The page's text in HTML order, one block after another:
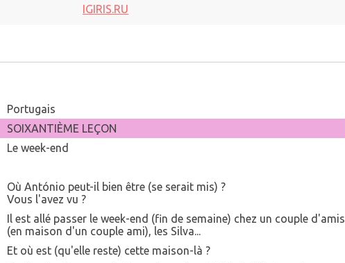
IGIRIS.RU
Portugais
SOIXANTIÈME LEÇON
Le week-end
Où António peut-il bien être (se serait mis) ?
Vous l'avez vu ?
Il est allé passer le week-end (fin de semaine) chez un couple d'amis
(en maison d'un couple ami), les Silva...
Et où est (qu'elle reste) cette maison-là ?